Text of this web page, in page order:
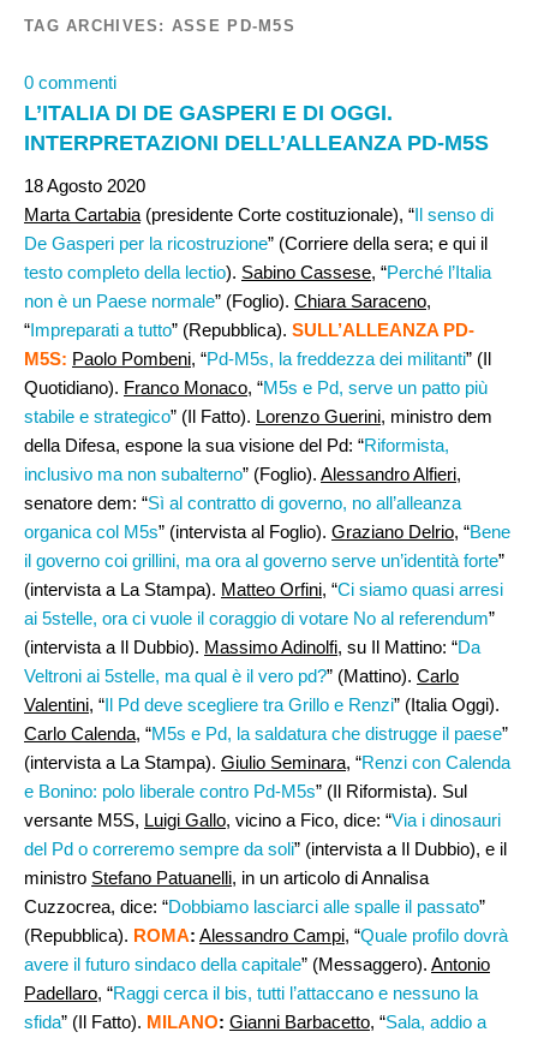
TAG ARCHIVES: ASSE PD-M5S
0 commenti
L’ITALIA DI DE GASPERI E DI OGGI.
INTERPRETAZIONI DELL’ALLEANZA PD-M5S
18 Agosto 2020
Marta Cartabia (presidente Corte costituzionale), “Il senso di
De Gasperi per la ricostruzione” (Corriere della sera; e qui il
testo completo della lectio). Sabino Cassese, “Perché l’Italia
non è un Paese normale” (Foglio). Chiara Saraceno,
“Impreparati a tutto” (Repubblica). SULL’ALLEANZA PD-
M5S: Paolo Pombeni, “Pd-M5s, la freddezza dei militanti” (Il
Quotidiano). Franco Monaco, “M5s e Pd, serve un patto più
stabile e strategico” (Il Fatto). Lorenzo Guerini, ministro dem
della Difesa, espone la sua visione del Pd: “Riformista,
inclusivo ma non subalterno” (Foglio). Alessandro Alfieri,
senatore dem: “Sì al contratto di governo, no all’alleanza
organica col M5s” (intervista al Foglio). Graziano Delrio, “Bene
il governo coi grillini, ma ora al governo serve un’identità forte”
(intervista a La Stampa). Matteo Orfini, “Ci siamo quasi arresi
ai 5stelle, ora ci vuole il coraggio di votare No al referendum”
(intervista a Il Dubbio). Massimo Adinolfi, su Il Mattino: “Da
Veltroni ai 5stelle, ma qual è il vero pd?” (Mattino). Carlo
Valentini, “Il Pd deve scegliere tra Grillo e Renzi” (Italia Oggi).
Carlo Calenda, “M5s e Pd, la saldatura che distrugge il paese”
(intervista a La Stampa). Giulio Seminara, “Renzi con Calenda
e Bonino: polo liberale contro Pd-M5s” (Il Riformista). Sul
versante M5S, Luigi Gallo, vicino a Fico, dice: “Via i dinosauri
del Pd o correremo sempre da soli” (intervista a Il Dubbio), e il
ministro Stefano Patuanelli, in un articolo di Annalisa
Cuzzocrea, dice: “Dobbiamo lasciarci alle spalle il passato”
(Repubblica). ROMA: Alessandro Campi, “Quale profilo dovrà
avere il futuro sindaco della capitale” (Messaggero). Antonio
Padellaro, “Raggi cerca il bis, tutti l’attaccano e nessuno la
sfida” (Il Fatto). MILANO: Gianni Barbacetto, “Sala, addio a